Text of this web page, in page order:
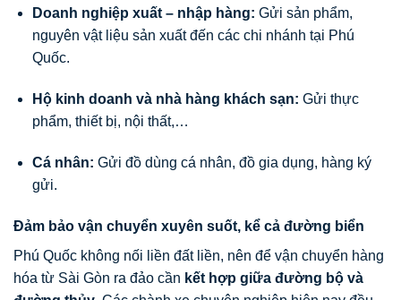
Doanh nghiệp xuất – nhập hàng: Gửi sản phẩm,
nguyên vật liệu sản xuất đến các chi nhánh tại Phú
Quốc.
Hộ kinh doanh và nhà hàng khách sạn: Gửi thực
phẩm, thiết bị, nội thất,…
Cá nhân: Gửi đồ dùng cá nhân, đồ gia dụng, hàng ký
gửi.
Đảm bảo vận chuyển xuyên suốt, kể cả đường biển
Phú Quốc không nối liền đất liền, nên để vận chuyển hàng
hóa từ Sài Gòn ra đảo cần kết hợp giữa đường bộ và